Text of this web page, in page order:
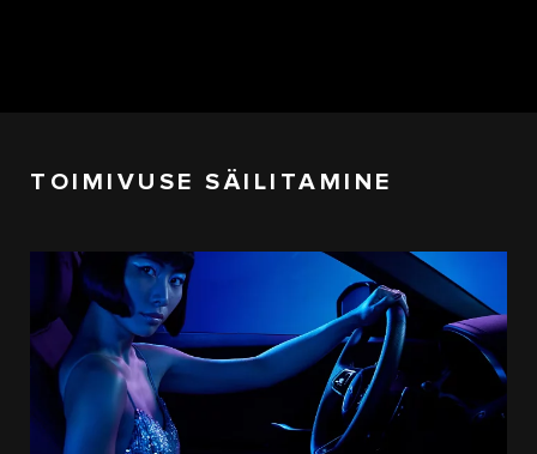
TOIMIVUSE SÄILITAMINE